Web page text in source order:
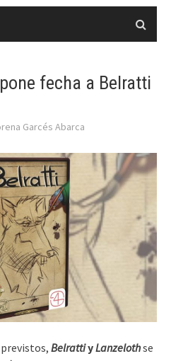
fecha a Belratti
Garcés Abarca
BelrattiyLanzelothse